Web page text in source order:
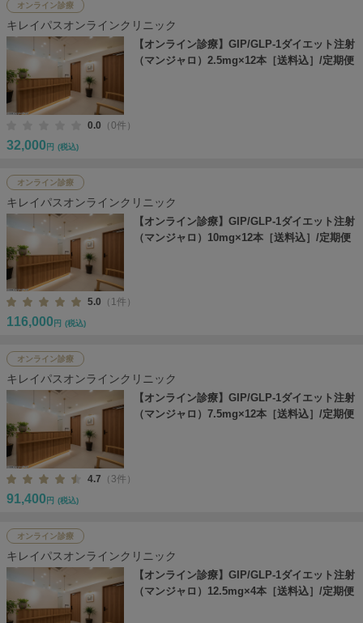
オンライン診療
キレイパスオンラインクリニック
【オンライン診療】GIP/GLP-1ダイエット注射
（マンジャロ）2.5mg×12本［送料込］/定期便
0.0 （0件）
32,000 円 (税込)
オンライン診療
キレイパスオンラインクリニック
【オンライン診療】GIP/GLP-1ダイエット注射
（マンジャロ）10mg×12本［送料込］/定期便
5.0 （1件）
116,000 円 (税込)
オンライン診療
キレイパスオンラインクリニック
【オンライン診療】GIP/GLP-1ダイエット注射
（マンジャロ）7.5mg×12本［送料込］/定期便
4.7 （3件）
91,400 円 (税込)
オンライン診療
キレイパスオンラインクリニック
【オンライン診療】GIP/GLP-1ダイエット注射
（マンジャロ）12.5mg×4本［送料込］/定期便